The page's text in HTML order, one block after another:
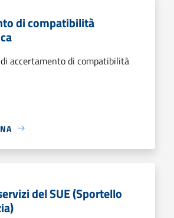
di compatibilità
accertamento di compatibilità
del SUE (Sportello